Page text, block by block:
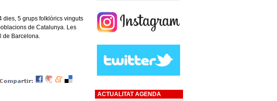
dies, 5 grups folklòrics vinguts
de Catalunya. Les
Barcelona.
ACTUALITAT AGENDA